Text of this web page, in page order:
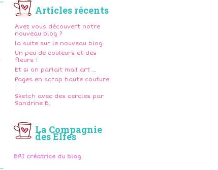
Articles récents
Avez vous découvert notre
nouveau blog ?
la suite sur le nouveau blog
Un peu de couleurs et des
fleurs !
Et si on parlait mail art ...
Pages en scrap haute couture
!
Sketch avec des cercles par
Sandrine B.
La Compagnie
des Elfes
BRI créatrice du blog